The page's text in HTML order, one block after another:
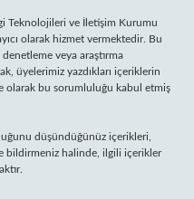
Teknolojileri ve İletişim Kurumu
olarak hizmet vermektedir. Bu
veya araştırma
üyelerimiz yazdıkları içeriklerin
olarak bu sorumluluğu kabul etmiş
düşündüğünüz içerikleri,
bildirmeniz halinde, ilgili içerikler